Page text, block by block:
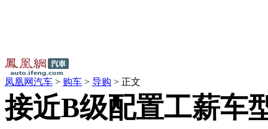
凤凰网汽车 > 购车 > 导购 > 正文
接近B级配置工薪车